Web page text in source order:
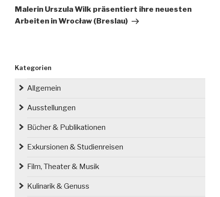
Beitrag
Malerin Urszula Wilk präsentiert ihre neuesten
Arbeiten in Wrocław (Breslau)
Kategorien
Allgemein
Ausstellungen
Bücher & Publikationen
Exkursionen & Studienreisen
Film, Theater & Musik
Kulinarik & Genuss